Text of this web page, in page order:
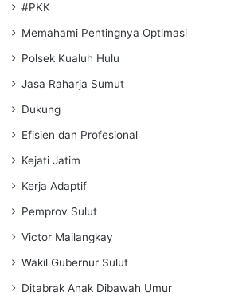
#PKK
Memahami Pentingnya Optimasi
Polsek Kualuh Hulu
Jasa Raharja Sumut
Dukung
Efisien dan Profesional
Kejati Jatim
Kerja Adaptif
Pemprov Sulut
Victor Mailangkay
Wakil Gubernur Sulut
Ditabrak Anak Dibawah Umur